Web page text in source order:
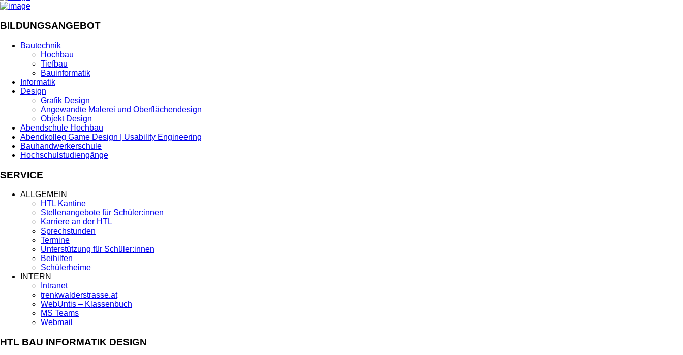
BILDUNGSANGEBOT
Bautechnik
Hochbau
Tiefbau
Bauinformatik
Informatik
Design
Grafik Design
Angewandte Malerei und Oberflächendesign
Objekt Design
Abendschule Hochbau
Abendkolleg Game Design | Usability Engineering
Bauhandwerkerschule
Hochschulstudiengänge
SERVICE
ALLGEMEIN
HTL Kantine
Stellenangebote für Schüler:innen
Karriere an der HTL
Sprechstunden
Termine
Unterstützung für Schüler:innen
Beihilfen
Schülerheime
INTERN
Intranet
trenkwalderstrasse.at
WebUntis – Klassenbuch
MS Teams
Webmail
HTL BAU INFORMATIK DESIGN